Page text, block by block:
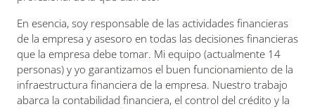
En esencia, soy responsable de las actividades financieras
de la empresa y asesoro en todas las decisiones financieras
que la empresa debe tomar. Mi equipo (actualmente 14
personas) y yo garantizamos el buen funcionamiento de la
infraestructura financiera de la empresa. Nuestro trabajo
abarca la contabilidad financiera, el control del crédito y la